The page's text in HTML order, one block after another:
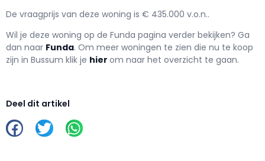
De vraagprijs van deze woning is € 435.000 v.o.n..
Wil je deze woning op de Funda pagina verder bekijken? Ga
dan naar Funda. Om meer woningen te zien die nu te koop
zijn in Bussum klik je hier om naar het overzicht te gaan.
Deel dit artikel